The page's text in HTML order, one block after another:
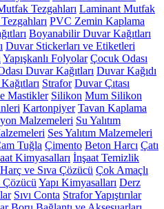
Tezgahları Laminant Mutfak
PVC Zemin Kaplama
Boyanabilir Duvar Kağıtları
Duvar Stickerları ve Etiketleri
Yapışkanlı Folyolar Çocuk Odası
Duvar Kağıtları Duvar Kağıdı
Strafor Duvar Çıtası
Mastikler Silikon Mum Silikon
Kartonpiyer Tavan Kaplama
Malzemeleri Su Yalıtım
Ses Yalıtım Malzemeleri
Tuğla Çimento Beton Harcı Çatı
Kimyasalları İnşaat Temizlik
Harç ve Sıva Çözücü Çok Amaçlı
Çözücü Yapı Kimyasalları Derz
Sıvı Conta Strafor Yapıştırılar